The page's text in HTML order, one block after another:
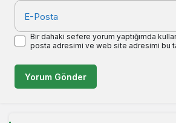
E-Posta
Bir dahaki sefere yorum yaptığımda
posta adresimi ve web site adresimi bu
Yorum Gönder